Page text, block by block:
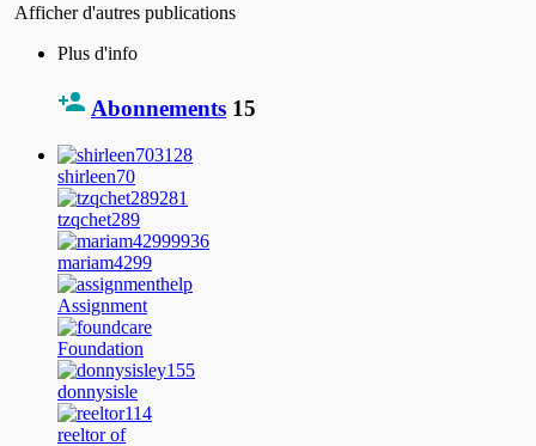
Afficher d'autres publications
Plus d'info
Abonnements 15
shirleen70
tzqchet289
mariam4299
Assignment
Foundation
donnysisle
reeltor of